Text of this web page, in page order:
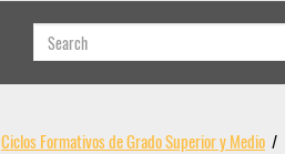
Ciclos Formativos de Grado Superior y Medio